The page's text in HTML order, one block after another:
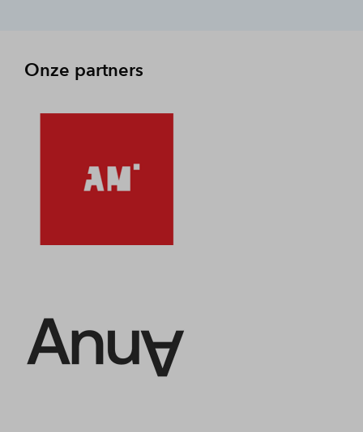
Onze partners